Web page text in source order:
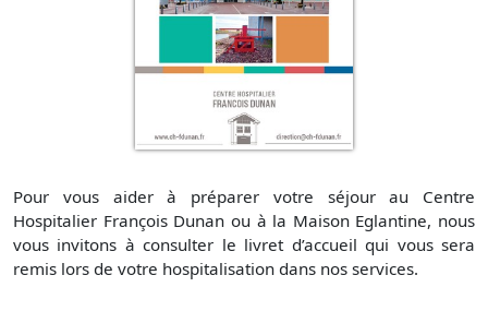
Pour vous aider à préparer votre séjour au Centre
Hospitalier François Dunan ou à la Maison Eglantine, nous
vous invitons à consulter le livret d’accueil qui vous sera
remis lors de votre hospitalisation dans nos services.